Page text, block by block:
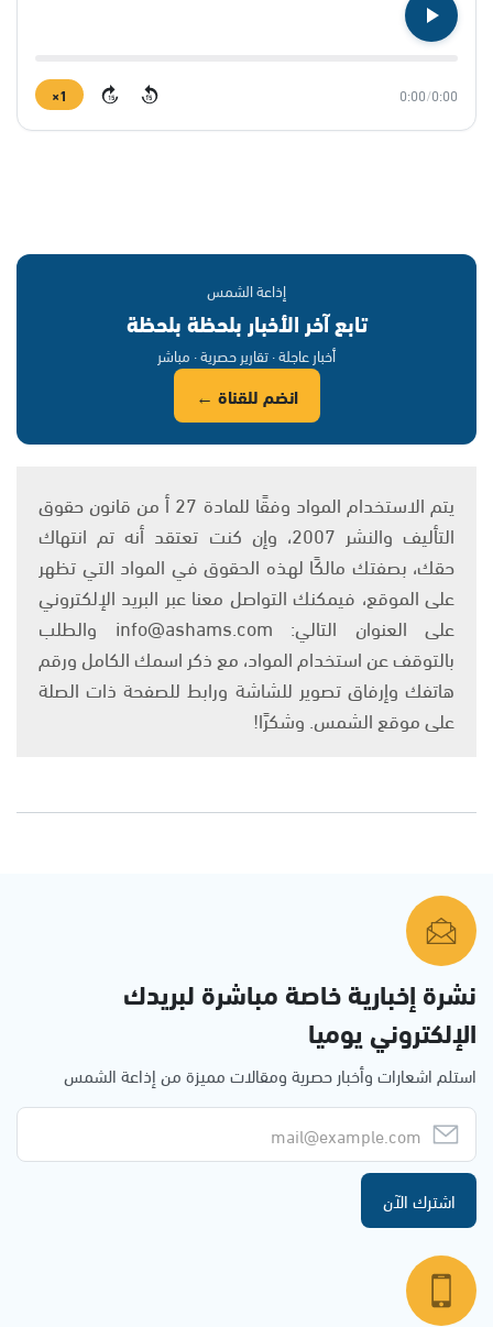
0:00
/
0:00
15
15
1×
إذاعة الشمس
تابع آخر الأخبار بلحظة بلحظة
أخبار عاجلة · تقارير حصرية · مباشر
انضم للقناة ←
يتم الاستخدام المواد وفقًا للمادة 27 أ من قانون حقوق
التأليف والنشر 2007، وإن كنت تعتقد أنه تم انتهاك
حقك، بصفتك مالكًا لهذه الحقوق في المواد التي تظهر
على الموقع، فيمكنك التواصل معنا عبر البريد الإلكتروني
على العنوان التالي: info@ashams.com والطلب
بالتوقف عن استخدام المواد، مع ذكر اسمك الكامل ورقم
هاتفك وإرفاق تصوير للشاشة ورابط للصفحة ذات الصلة
على موقع الشمس. وشكرًا!
نشرة إخبارية خاصة مباشرة لبريدك
الإلكتروني يوميا
استلم اشعارات وأخبار حصرية ومقالات مميزة من إذاعة الشمس
اشترك الآن